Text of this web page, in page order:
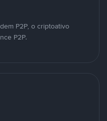
P2P, o criptoativo
P2P.